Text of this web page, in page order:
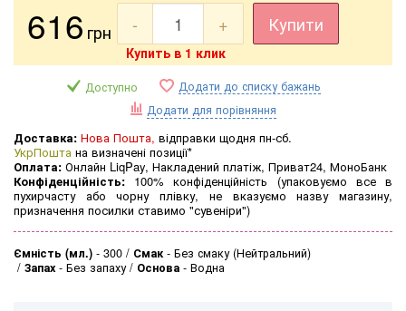
616 грн - + Купити
Купить в 1 клик
Доступно
Додати до списку бажань
Додати для порівняння
Доставка: Нова Пошта, відправки щодня пн-сб.
УкрПошта на визначені позиції*
Оплата: Онлайн LiqPay, Накладений платіж, Приват24, МоноБанк
Конфіденційність: 100% конфіденційність (упаковуємо все в
пухирчасту або чорну плівку, не вказуємо назву магазину,
призначення посилки ставимо "сувеніри")
Ємність (мл.) - 300 Смак - Без смаку (Нейтральний)
Запах - Без запаху Основа - Водна